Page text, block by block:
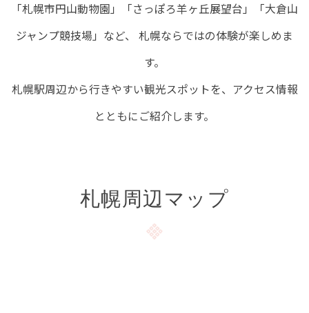
「札幌市円山動物園」「さっぽろ羊ヶ丘展望台」「大倉山
ジャンプ競技場」など、
札幌ならではの体験が楽しめま
す。
札幌駅周辺から行きやすい観光スポットを、アクセス情報
とともにご紹介します。
札幌周辺マップ